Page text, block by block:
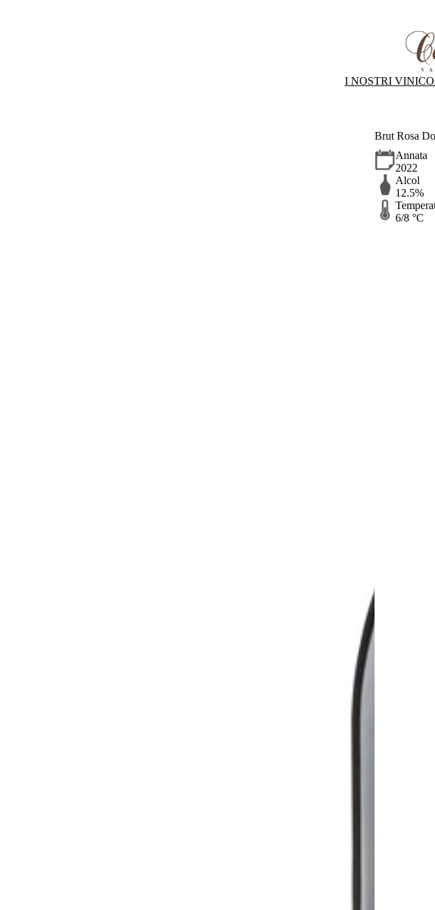
I NOSTRI VINI
Brut Rosa
Annata
2022
Alcol
12.5%
6/8 °C